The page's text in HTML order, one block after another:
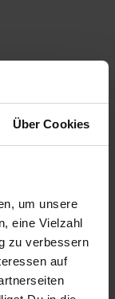
Über Cookies
um unsere
eine Vielzahl
zu verbessern
auf